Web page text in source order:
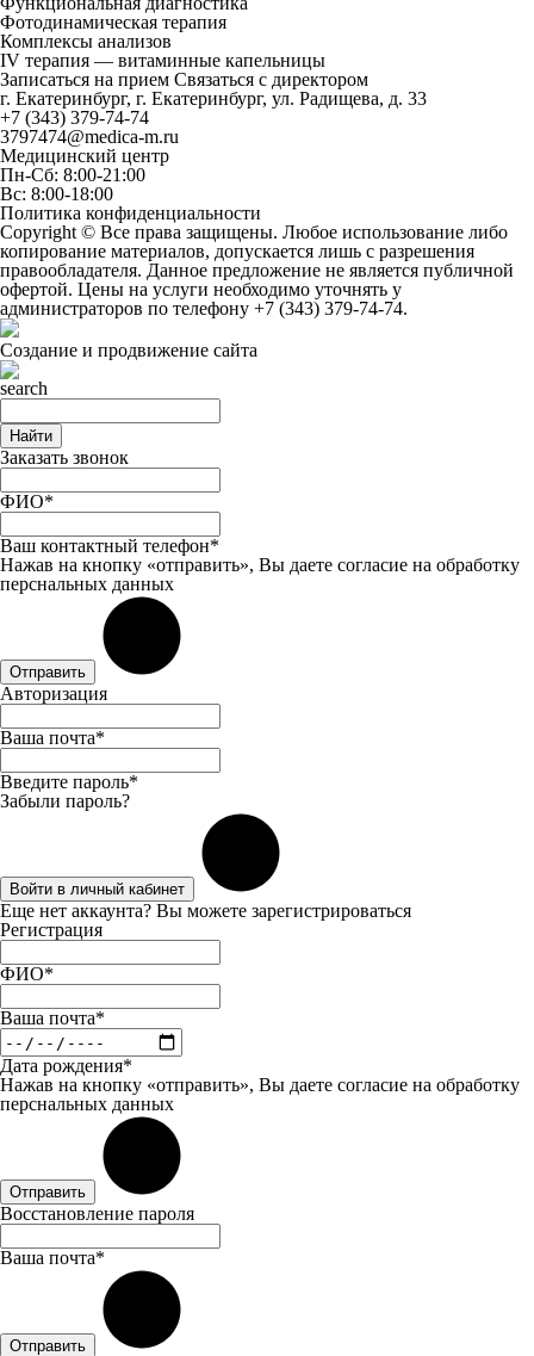
Фотодинамическая терапия
Комплексы анализов
IV терапия — витаминные капельницы
Записаться на прием Связаться с директором
г. Екатеринбург, г. Екатеринбург, ул. Радищева, д. 33
+7 (343) 379-74-74
3797474@medica-m.ru
Медицинский центр
Пн-Сб: 8:00-21:00
Вс: 8:00-18:00
Политика конфиденциальности
Copyright © Все права защищены. Любое использование либо
копирование материалов, допускается лишь с разрешения
правообладателя. Данное предложение не является публичной
офертой. Цены на услуги необходимо уточнять у
администраторов по телефону +7 (343) 379-74-74.
Создание и продвижение сайта
Найти
Заказать звонок
ФИО*
Ваш контактный телефон*
Нажав на кнопку «отправить», Вы даете согласие на обработку
перснальных данных
Отправить
Авторизация
Ваша почта*
Введите пароль*
Забыли пароль?
Войти в личный кабинет
Еще нет аккаунта? Вы можете зарегистрироваться
Регистрация
ФИО*
Ваша почта*
Дата рождения*
Нажав на кнопку «отправить», Вы даете согласие на обработку
перснальных данных
Отправить
Восстановление пароля
Ваша почта*
Отправить